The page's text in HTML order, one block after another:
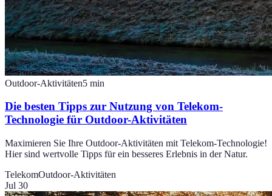
Outdoor-Aktivitäten5 min
Die besten Tipps zur Nutzung von Telekom-
Technologie für Outdoor-Aktivitäten
Maximieren Sie Ihre Outdoor-Aktivitäten mit Telekom-Technologie!
Hier sind wertvolle Tipps für ein besseres Erlebnis in der Natur.
TelekomOutdoor-Aktivitäten
Jul 30